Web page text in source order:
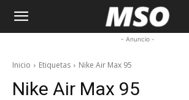
Ocean
- Anuncio -
Inicio Etiquetas Nike Air Max 95
Nike Air Max 95